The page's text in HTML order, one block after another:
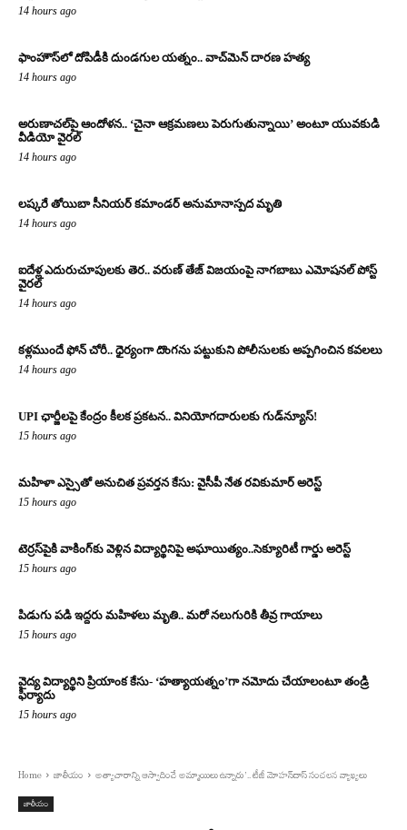
14 hours ago
ఫాంహౌస్‌లో దోపిడీకి దుండగుల యత్నం.. వాచ్‌మెన్‌ దారణ హత్య
14 hours ago
అరుణాచల్‌పై ఆందోళన.. ‘చైనా ఆక్రమణలు పెరుగుతున్నాయి’ అంటూ యువకుడి
వీడియో వైరల్
14 hours ago
లష్కరే తోయిబా సీనియర్ కమాండర్ అనుమానాస్పద మృతి
14 hours ago
ఐదేళ్ల ఎదురుచూపులకు తెర.. వరుణ్ తేజ్ విజయంపై నాగబాబు ఎమోషనల్ పోస్ట్
వైరల్
14 hours ago
కళ్లముందే ఫోన్ చోరీ.. ధైర్యంగా దొంగను పట్టుకుని పోలీసులకు అప్పగించిన కవలలు
14 hours ago
UPI ఛార్జీలపై కేంద్రం కీలక ప్రకటన.. వినియోగదారులకు గుడ్‌న్యూస్!
15 hours ago
మహిళా ఎస్సైతో అనుచిత ప్రవర్తన కేసు: వైసీపీ నేత రవికుమార్ అరెస్ట్
15 hours ago
టెర్రస్‌పైకి వాకింగ్‌కు వెళ్లిన విద్యార్థినిపై అఘాయిత్యం..సెక్యూరిటీ గార్డు అరెస్ట్
15 hours ago
పిడుగు పడి ఇద్దరు మహిళలు మృతి.. మరో నలుగురికి తీవ్ర గాయాలు
15 hours ago
వైద్య విద్యార్థిని ప్రియాంక కేసు- ‘హత్యాయత్నం’గా నమోదు చేయాలంటూ తండ్రి
ఫిర్యాదు
15 hours ago